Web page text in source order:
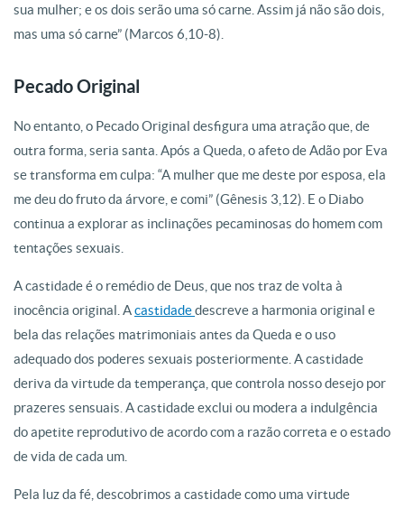
sua mulher; e os dois serão uma só carne. Assim já não são dois,
mas uma só carne” (Marcos 6,10-8).
Pecado Original
No entanto, o Pecado Original desfigura uma atração que, de
outra forma, seria santa. Após a Queda, o afeto de Adão por Eva
se transforma em culpa: “A mulher que me deste por esposa, ela
me deu do fruto da árvore, e comi” (Gênesis 3,12). E o Diabo
continua a explorar as inclinações pecaminosas do homem com
tentações sexuais.
A castidade é o remédio de Deus, que nos traz de volta à
inocência original. Acastidadedescreve a harmonia original e
bela das relações matrimoniais antes da Queda e o uso
adequado dos poderes sexuais posteriormente. A castidade
deriva da virtude da temperança, que controla nosso desejo por
prazeres sensuais. A castidade exclui ou modera a indulgência
do apetite reprodutivo de acordo com a razão correta e o estado
de vida de cada um.
Pela luz da fé, descobrimos a castidade como uma virtude